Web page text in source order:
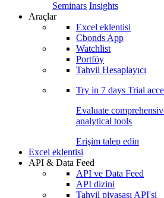
Seminars Insights
Araçlar
Excel eklentisi
Cbonds App
Watchlist
Portföy
Tahvil Hesaplayıcı
Try in 7 days Trial
Evaluate
analytical tools
Erişim talep edin
Excel eklentisi
API & Data Feed
API ve Data Feed
API dizini
Tahvil piyasası API'si